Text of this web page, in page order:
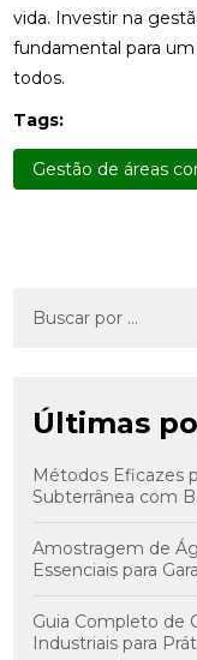
vida. Investir na
fundamental para
todos.
Tags:
Gestão de áreas
Últimas
Métodos Eficazes
Subterrânea com
Amostragem de
Essenciais para
Guia Completo de
Industriais para